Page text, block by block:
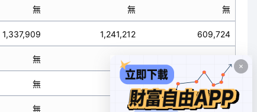
無 無 無
1,337,909 1,241,212 609,724
無 無
無 無 無
無 無 無